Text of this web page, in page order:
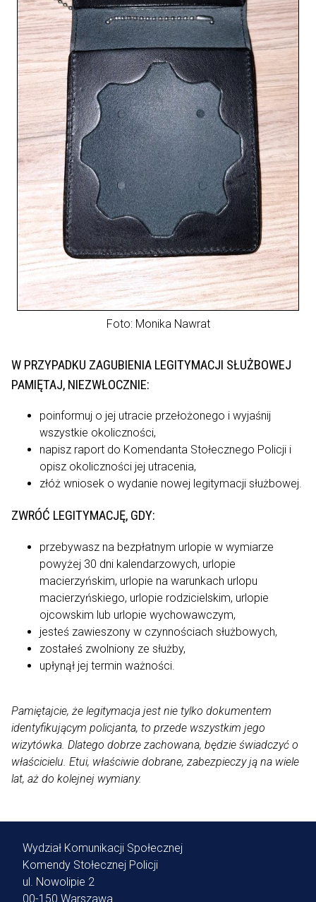
Foto: Monika Nawrat
W PRZYPADKU ZAGUBIENIA LEGITYMACJI SŁUŻBOWEJ
PAMIĘTAJ, NIEZWŁOCZNIE:
poinformuj o jej utracie przełożonego i wyjaśnij
wszystkie okoliczności,
napisz raport do Komendanta Stołecznego Policji i
opisz okoliczności jej utracenia,
złóż wniosek o wydanie nowej legitymacji służbowej.
ZWRÓĆ LEGITYMACJĘ, GDY:
przebywasz na bezpłatnym urlopie w wymiarze
powyżej 30 dni kalendarzowych, urlopie
macierzyńskim, urlopie na warunkach urlopu
macierzyńskiego, urlopie rodzicielskim, urlopie
ojcowskim lub urlopie wychowawczym,
jesteś zawieszony w czynnościach służbowych,
zostałeś zwolniony ze służby,
upłynął jej termin ważności.
Pamiętajcie, że legitymacja jest nie tylko dokumentem
identyfikującym policjanta, to przede wszystkim jego
wizytówka. Dlatego dobrze zachowana, będzie świadczyć o
właścicielu. Etui, właściwie dobrane, zabezpieczy ją na wiele
lat, aż do kolejnej wymiany.
Wydział Komunikacji Społecznej
Komendy Stołecznej Policji
ul. Nowolipie 2
00-150 Warszawa